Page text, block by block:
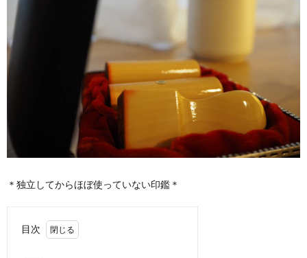
＊独立してからほぼ使っていない印鑑＊
目次